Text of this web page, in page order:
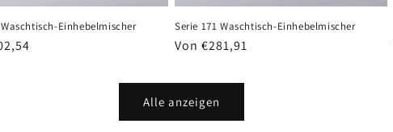
Einhebelmischer Serie 171 Waschtisch-Einhebelmischer
Normaler
Von €281,91
Alle anzeigen